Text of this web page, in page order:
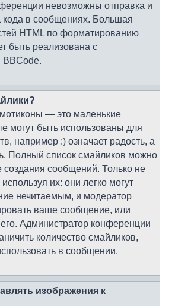
невозможны отправка и
кода в сообщениях. Большая
HTML по форматированию
быть реализована с
BBCode.
— это маленькие
могут быть использованы для
например :) означает радость, а
Полный список смайликов можно
сообщений. Только не
их: они легко могут
нечитаемым, и модератор
ваше сообщение, или
Администратор конференции
количество смайликов,
в сообщении.
изображения к